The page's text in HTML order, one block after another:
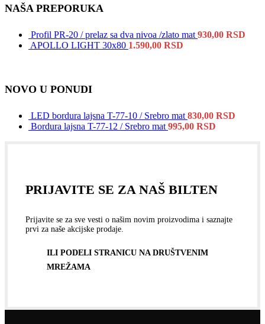
NAŠA PREPORUKA
Profil PR-20 / prelaz sa dva nivoa /zlato mat 930,00 RSD
APOLLO LIGHT 30x80 1.590,00 RSD
NOVO U PONUDI
LED bordura lajsna T-77-10 / Srebro mat 830,00 RSD
Bordura lajsna T-77-12 / Srebro mat 995,00 RSD
PRIJAVITE SE ZA NAŠ BILTEN
Prijavite se za sve vesti o našim novim proizvodima i saznajte
prvi za naše akcijske prodaje.
ILI PODELI STRANICU NA DRUŠTVENIM
MREŽAMA